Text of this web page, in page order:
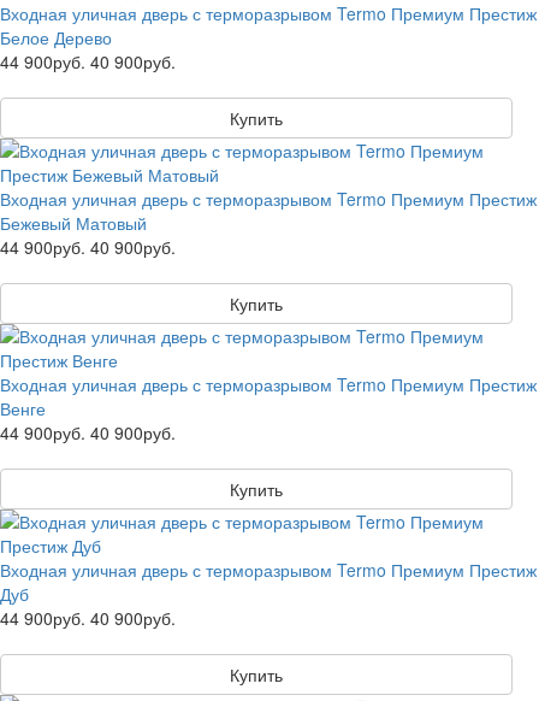
Входная уличная дверь с терморазрывом Termo Премиум Престиж
Белое Дерево
44 900руб. 40 900руб.
Купить
Входная уличная дверь с терморазрывом Termo Премиум Престиж
Бежевый Матовый
44 900руб. 40 900руб.
Купить
Входная уличная дверь с терморазрывом Termo Премиум Престиж
Венге
44 900руб. 40 900руб.
Купить
Входная уличная дверь с терморазрывом Termo Премиум Престиж
Дуб
44 900руб. 40 900руб.
Купить